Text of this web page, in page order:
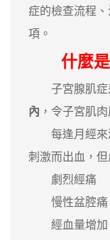
症的檢查流程
項。
什麼
子宮腺肌症
內 ，令子宮肌
每逢月經來
刺激而出血，但
劇烈經痛
慢性盆腔痛
經血量增加